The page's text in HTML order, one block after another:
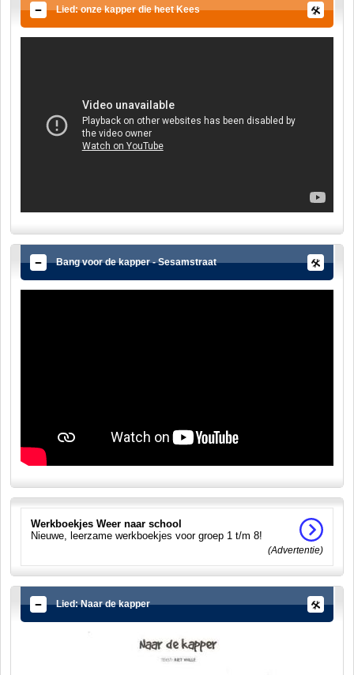
Lied: onze kapper die heet Kees
Bang voor de kapper - Sesamstraat
Werkboekjes Weer naar school
Nieuwe, leerzame werkboekjes voor groep 1 t/m 8!
(Advertentie)
Lied: Naar de kapper